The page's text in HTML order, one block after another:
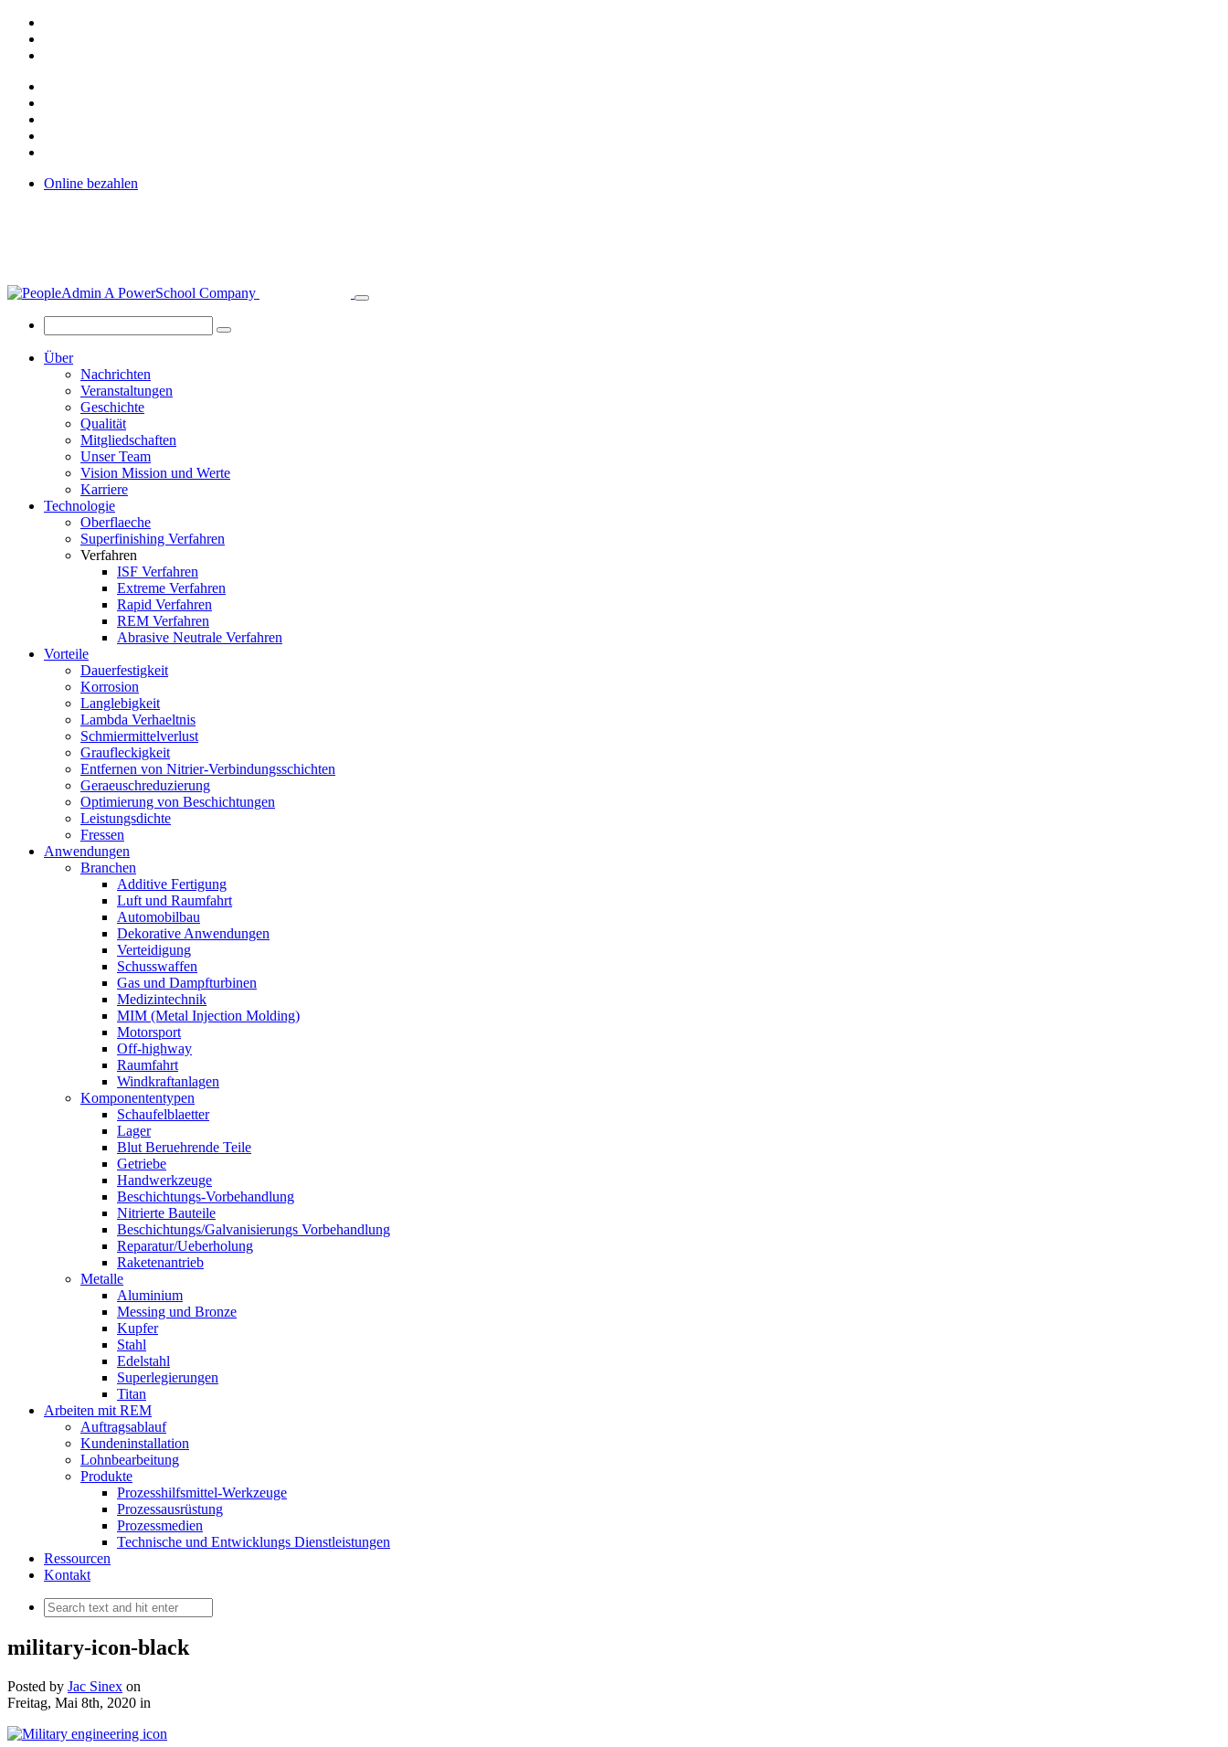
Online bezahlen
Über
Nachrichten
Veranstaltungen
Geschichte
Qualität
Mitgliedschaften
Unser Team
Vision Mission und Werte
Karriere
Technologie
Oberflaeche
Superfinishing Verfahren
Verfahren
ISF Verfahren
Extreme Verfahren
Rapid Verfahren
REM Verfahren
Abrasive Neutrale Verfahren
Vorteile
Dauerfestigkeit
Korrosion
Langlebigkeit
Lambda Verhaeltnis
Schmiermittelverlust
Graufleckigkeit
Entfernen von Nitrier-Verbindungsschichten
Geraeuschreduzierung
Optimierung von Beschichtungen
Leistungsdichte
Fressen
Anwendungen
Branchen
Additive Fertigung
Luft und Raumfahrt
Automobilbau
Dekorative Anwendungen
Verteidigung
Schusswaffen
Gas und Dampfturbinen
Medizintechnik
MIM (Metal Injection Molding)
Motorsport
Off-highway
Raumfahrt
Windkraftanlagen
Komponententypen
Schaufelblaetter
Lager
Blut Beruehrende Teile
Getriebe
Handwerkzeuge
Beschichtungs-Vorbehandlung
Nitrierte Bauteile
Beschichtungs/Galvanisierungs Vorbehandlung
Reparatur/Ueberholung
Raketenantrieb
Metalle
Aluminium
Messing und Bronze
Kupfer
Stahl
Edelstahl
Superlegierungen
Titan
Arbeiten mit REM
Auftragsablauf
Kundeninstallation
Lohnbearbeitung
Produkte
Prozesshilfsmittel-Werkzeuge
Prozessausrüstung
Prozessmedien
Technische und Entwicklungs Dienstleistungen
Ressourcen
Kontakt
military-icon-black
Posted by Jac Sinex on
Freitag, Mai 8th, 2020 in